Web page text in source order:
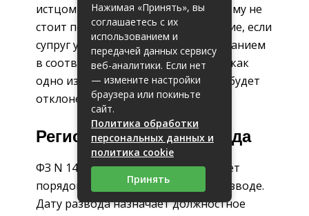
истцом или ответчиком, нет. Поэтому не
стоит подавать встречное заявление, если
супруг уже обратился с этим требованием
в соответствующий орган, потому как
одно из заявлений в любом случае будет
отклонено.
Регистрирование развода
ФЗ N 143-ФЗ от 15.11.1997 регулирует
порядок оформления решения о разводе.
Дату развода назначает должностное
Нажимая «Принять», вы
соглашаетесь с их
использованием и
передачей данных сервису
веб-аналитики. Если нет
— измените настройки
браузера или покиньте
сайт.
Политика обработки
персональных данных и
политика cookie
Принять